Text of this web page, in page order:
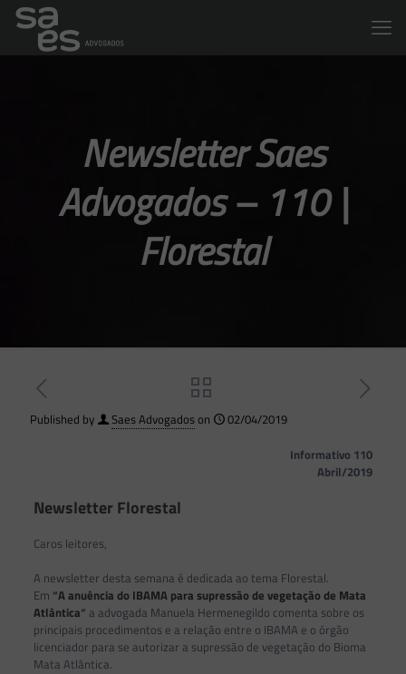
Newsletter Saes
Advogados – 110 |
Florestal
Published by Saes Advogadoson
02/04/2019
Informativo 110
Abril/2019
Newsletter Florestal
Caros leitores,
A newsletter desta semana é dedicada ao tema Florestal.
Em “A anuência do IBAMA para supressão de vegetação de Mata
Atlântica“ a advogada Manuela Hermenegildo comenta sobre os
principais procedimentos e a relação entre o IBAMA e o órgão
licenciador para se autorizar a supressão de vegetação do Bioma
Mata Atlântica.